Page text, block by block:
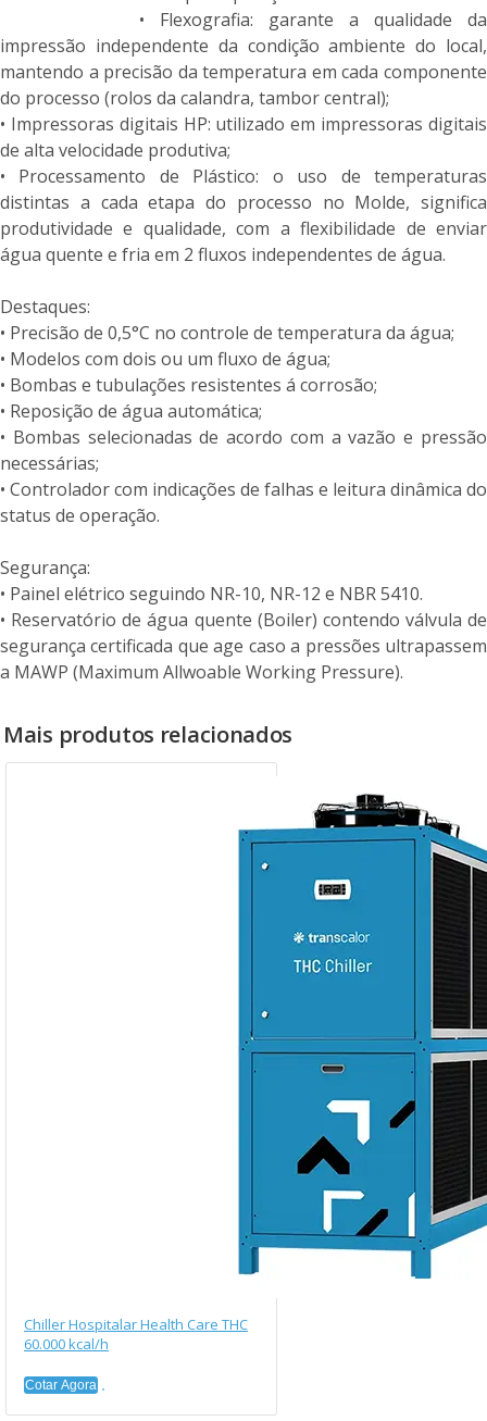
• Flexografia: garante a qualidade da
impressão independente da condição ambiente do local,
mantendo a precisão da temperatura em cada componente
do processo (rolos da calandra, tambor central);
• Impressoras digitais HP: utilizado em impressoras digitais
de alta velocidade produtiva;
• Processamento de Plástico: o uso de temperaturas
distintas a cada etapa do processo no Molde, significa
produtividade e qualidade, com a flexibilidade de enviar
água quente e fria em 2 fluxos independentes de água.
Destaques:
• Precisão de 0,5°C no controle de temperatura da água;
• Modelos com dois ou um fluxo de água;
• Bombas e tubulações resistentes á corrosão;
• Reposição de água automática;
• Bombas selecionadas de acordo com a vazão e pressão
necessárias;
• Controlador com indicações de falhas e leitura dinâmica do
status de operação.
Segurança:
• Painel elétrico seguindo NR-10, NR-12 e NBR 5410.
• Reservatório de água quente (Boiler) contendo válvula de
segurança certificada que age caso a pressões ultrapassem
a MAWP (Maximum Allwoable Working Pressure).
Mais produtos relacionados
Chiller Hospitalar Health Care THC
60.000 kcal/h
Cotar Agora